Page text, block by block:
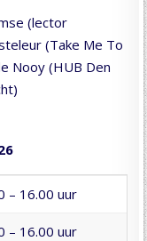
(lector
(Take Me To
Nooy (HUB Den
– 16.00 uur
– 16.00 uur